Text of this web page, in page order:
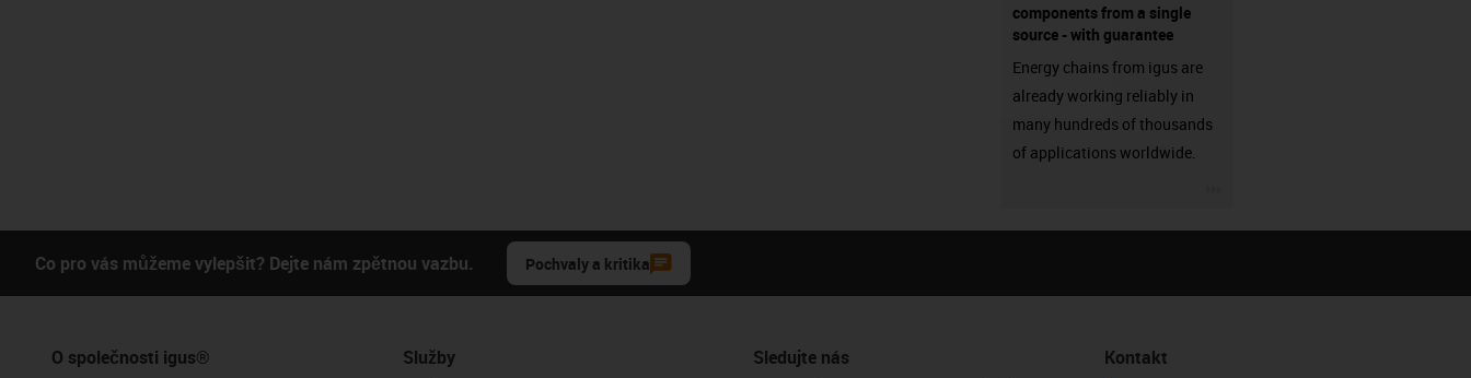
components from a single
source - with guarantee
Energy chains from igus are
already working reliably in
many hundreds of thousands
of applications worldwide.
Co pro vás můžeme vylepšit? Dejte nám zpětnou vazbu. Pochvaly a kritika
O společnosti igus® Služby Sledujte nás Kontakt